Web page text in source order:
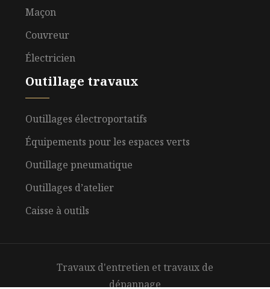
Maçon
Couvreur
Électricien
Outillage travaux
Outillages électroportatifs
Équipements pour les espaces verts
Outillage pneumatique
Outillages d’atelier
Caisse à outils
Travaux d'entretien et travaux de
dépannage